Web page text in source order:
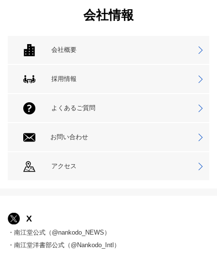
会社情報
会社概要
採用情報
よくあるご質問
お問い合わせ
アクセス
X
・南江堂公式（@nankodo_NEWS）
・南江堂洋書部公式（@Nankodo_Intl）